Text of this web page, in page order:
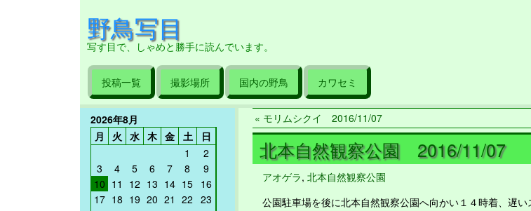
野鳥写目
写す目で、しゃめと勝手に読んでいます。
投稿一覧 撮影場所 国内の野鳥 カワセミ
2026年8月
月
火 水 木 金 土
日
1
2
3
4 5 6 7 8
9
10 11 12 13 14 15 16
17 18 19 20 21 22 23
« モリムシクイ 2016/11/07
北本自然観察公園 2016/11/07
アオゲラ, 北本自然観察公園
公園駐車場を後に北本自然観察公園へ向かい１４時着、遅